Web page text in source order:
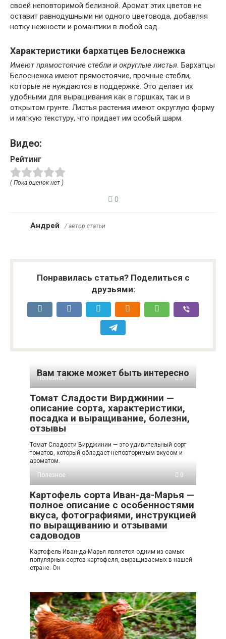
своей неповторимой белизной. Аромат этих цветов не
оставит равнодушными ни одного цветовода, добавляя
нотку нежности и романтики в любой сад.
Характеристики бархатцев Белоснежка
Имеют прямостоячие стебли и округлые листья. Бархатцы
Белоснежка имеют прямостоячие, прочные стебли,
которые не нуждаются в поддержке. Это делает их
удобными для выращивания как в горшках, так и в
открытом грунте. Листья растения имеют округлую форму
и мягкую текстуру, что придает им особый шарм.
Видео:
Рейтинг
( Пока оценок нет )
0
Андрей / автор статьи
Понравилась статья? Поделиться с
друзьями:
Вам также может быть интересно
Полезное 0
Томат Сладости Вирджинии —
описание сорта, характеристики,
посадка и выращивание, болезни,
отзывы
Томат Сладости Вирджинии — это удивительный сорт
томатов, который обладает неповторимым вкусом и
ароматом.
Полезное
0
Картофель сорта Иван-да-Марья —
полное описание с особенностями
вкуса, фотографиями, инструкцией
по выращиванию и отзывами
садоводов
Картофель Иван-да-Марья является одним из самых
популярных сортов картофеля, выращиваемых в нашей
стране. Он